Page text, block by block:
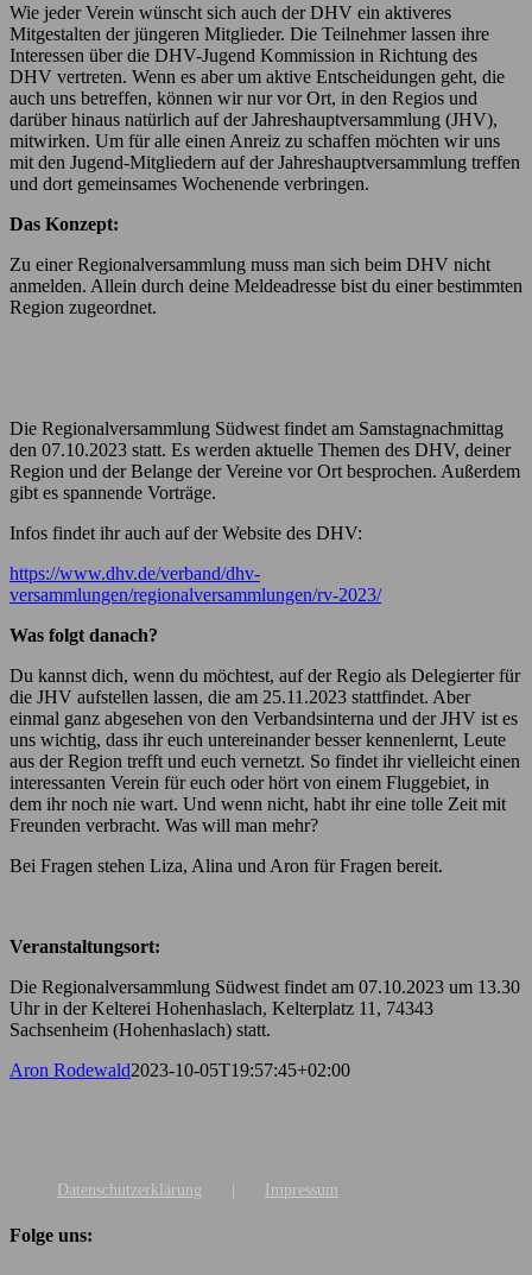
Wie jeder Verein wünscht sich auch der DHV ein aktiveres
Mitgestalten der jüngeren Mitglieder. Die Teilnehmer lassen ihre
Interessen über die DHV-Jugend Kommission in Richtung des
DHV vertreten. Wenn es aber um aktive Entscheidungen geht, die
auch uns betreffen, können wir nur vor Ort, in den Regios und
darüber hinaus natürlich auf der Jahreshauptversammlung (JHV),
mitwirken. Um für alle einen Anreiz zu schaffen möchten wir uns
mit den Jugend-Mitgliedern auf der Jahreshauptversammlung treffen
und dort gemeinsames Wochenende verbringen.
Das Konzept:
Zu einer Regionalversammlung muss man sich beim DHV nicht
anmelden. Allein durch deine Meldeadresse bist du einer bestimmten
Region zugeordnet.
Die Regionalversammlung Südwest findet am Samstagnachmittag
den 07.10.2023 statt. Es werden aktuelle Themen des DHV, deiner
Region und der Belange der Vereine vor Ort besprochen. Außerdem
gibt es spannende Vorträge.
Infos findet ihr auch auf der Website des DHV:
https://www.dhv.de/verband/dhv-
versammlungen/regionalversammlungen/rv-2023/
Was folgt danach?
Du kannst dich, wenn du möchtest, auf der Regio als Delegierter für
die JHV aufstellen lassen, die am 25.11.2023 stattfindet. Aber
einmal ganz abgesehen von den Verbandsinterna und der JHV ist es
uns wichtig, dass ihr euch untereinander besser kennenlernt, Leute
aus der Region trefft und euch vernetzt. So findet ihr vielleicht einen
interessanten Verein für euch oder hört von einem Fluggebiet, in
dem ihr noch nie wart. Und wenn nicht, habt ihr eine tolle Zeit mit
Freunden verbracht. Was will man mehr?
Bei Fragen stehen Liza, Alina und Aron für Fragen bereit.
Veranstaltungsort:
Die Regionalversammlung Südwest findet am 07.10.2023 um 13.30
Uhr in der Kelterei Hohenhaslach, Kelterplatz 11, 74343
Sachsenheim (Hohenhaslach) statt.
Aron Rodewald2023-10-05T19:57:45+02:00
Datenschutzerklärung Impressum
Folge uns: